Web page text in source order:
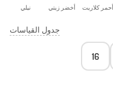
أحمر كلاريت أخضر زيتي نيلي
جدول القياسات
16